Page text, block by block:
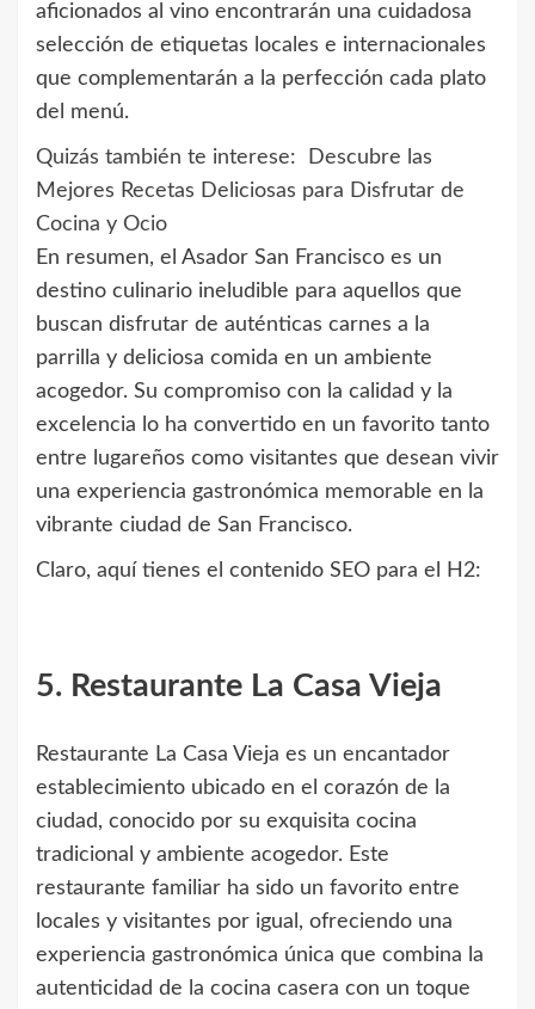
aficionados al vino encontrarán una cuidadosa
selección de etiquetas locales e internacionales
que complementarán a la perfección cada plato
del menú.
Quizás también te interese:
Descubre las
Mejores Recetas Deliciosas para Disfrutar de
Cocina y Ocio
En resumen, el Asador San Francisco es un
destino culinario ineludible para aquellos que
buscan disfrutar de auténticas carnes a la
parrilla y deliciosa comida en un ambiente
acogedor. Su compromiso con la calidad y la
excelencia lo ha convertido en un favorito tanto
entre lugareños como visitantes que desean vivir
una experiencia gastronómica memorable en la
vibrante ciudad de San Francisco.
Claro, aquí tienes el contenido SEO para el H2:
5. Restaurante La Casa Vieja
Restaurante La Casa Vieja es un encantador
establecimiento ubicado en el corazón de la
ciudad, conocido por su exquisita cocina
tradicional y ambiente acogedor. Este
restaurante familiar ha sido un favorito entre
locales y visitantes por igual, ofreciendo una
experiencia gastronómica única que combina la
autenticidad de la cocina casera con un toque